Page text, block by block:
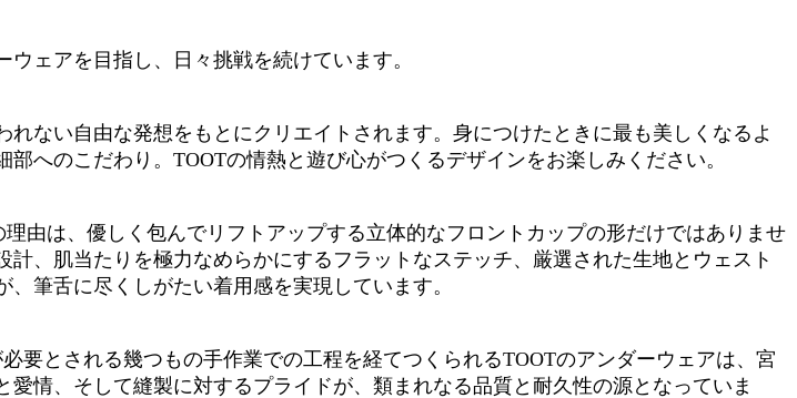
ェアを目指し、日々挑戦を続けています。
ない自由な発想をもとにクリエイトされます。身につけたときに最も美しくなるよ
へのこだわり。TOOTの情熱と遊び心がつくるデザインをお楽しみください。
由は、優しく包んでリフトアップする立体的なフロントカップの形だけではありませ
、肌当たりを極力なめらかにするフラットなステッチ、厳選された生地とウェスト
筆舌に尽くしがたい着用感を実現しています。
要とされる幾つもの手作業での工程を経てつくられるTOOTのアンダーウェアは、宮
情、そして縫製に対するプライドが、類まれなる品質と耐久性の源となっていま